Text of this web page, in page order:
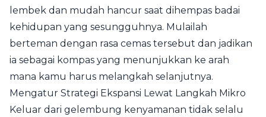
lembek dan mudah hancur saat dihempas badai
kehidupan yang sesungguhnya. Mulailah
berteman dengan rasa cemas tersebut dan jadikan
ia sebagai kompas yang menunjukkan ke arah
mana kamu harus melangkah selanjutnya.
Mengatur Strategi Ekspansi Lewat Langkah Mikro
Keluar dari gelembung kenyamanan tidak selalu